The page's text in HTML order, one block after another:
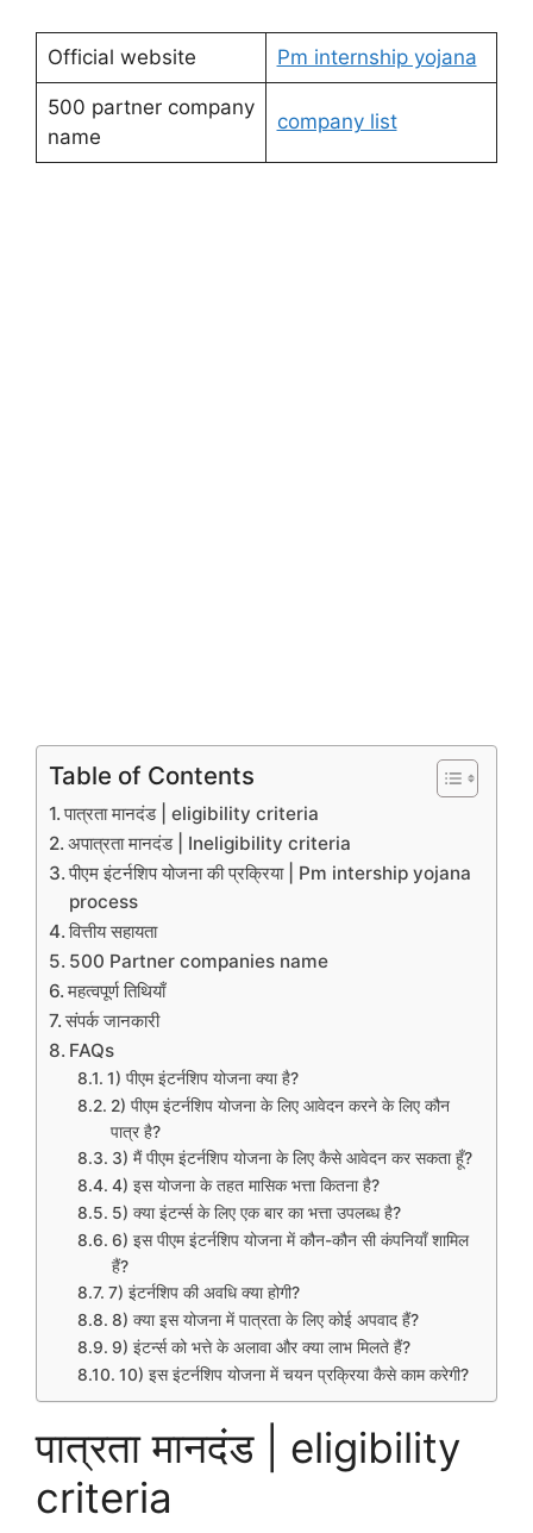
Official website Pm internship yojana
500 partner company
name
company list
Table of Contents
पात्रता मानदंड | eligibility criteria
अपात्रता मानदंड | Ineligibility criteria
पीएम इंटर्नशिप योजना की प्रक्रिया | Pm intership yojana
process
वित्तीय सहायता
500 Partner companies name
महत्वपूर्ण तिथियाँ
संपर्क जानकारी
FAQs
1) पीएम इंटर्नशिप योजना क्या है?
2) पीएम इंटर्नशिप योजना के लिए आवेदन करने के लिए कौन
पात्र है?
3) मैं पीएम इंटर्नशिप योजना के लिए कैसे आवेदन कर सकता हूँ?
4) इस योजना के तहत मासिक भत्ता कितना है?
5) क्या इंटर्न्स के लिए एक बार का भत्ता उपलब्ध है?
6) इस पीएम इंटर्नशिप योजना में कौन-कौन सी कंपनियाँ शामिल
हैं?
7) इंटर्नशिप की अवधि क्या होगी?
8) क्या इस योजना में पात्रता के लिए कोई अपवाद हैं?
9) इंटर्न्स को भत्ते के अलावा और क्या लाभ मिलते हैं?
10) इस इंटर्नशिप योजना में चयन प्रक्रिया कैसे काम करेगी?
पात्रता मानदंड | eligibility
criteria